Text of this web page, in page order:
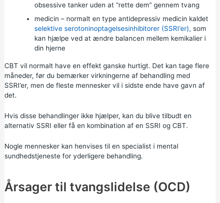
obsessive tanker uden at “rette dem” gennem tvang
medicin – normalt en type antidepressiv medicin kaldet
selektive serotoninoptagelsesinhibitorer (SSRI’er), som
kan hjælpe ved at ændre balancen mellem kemikalier i
din hjerne
CBT vil normalt have en effekt ganske hurtigt. Det kan tage flere
måneder, før du bemærker virkningerne af behandling med
SSRI’er, men de fleste mennesker vil i sidste ende have gavn af
det.
Hvis disse behandlinger ikke hjælper, kan du blive tilbudt en
alternativ SSRI eller få en kombination af en SSRI og CBT.
Nogle mennesker kan henvises til en specialist i mental
sundhedstjeneste for yderligere behandling.
Årsager til tvangslidelse (OCD)